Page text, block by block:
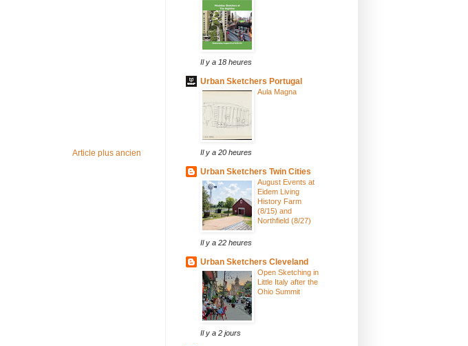
Article plus ancien
Il y a 18 heures
Urban Sketchers Portugal
Aula Magna
Il y a 20 heures
Urban Sketchers Twin Cities
August Events at
Eidem Living
History Farm
(8/15) and
Northfield (8/27)
Il y a 22 heures
Urban Sketchers Cleveland
Open Sketching in
Little Italy after the
Ohio Summit
Il y a 2 jours